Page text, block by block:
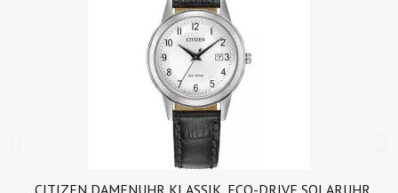
_CITIZEN DAMENUHR KLASSIK, ECO-DRIVE SOLARUHR